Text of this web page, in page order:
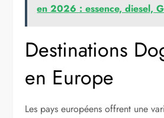
en 2026 : essence, diesel,
Destinations
en Europe
Les pays européens offrent une